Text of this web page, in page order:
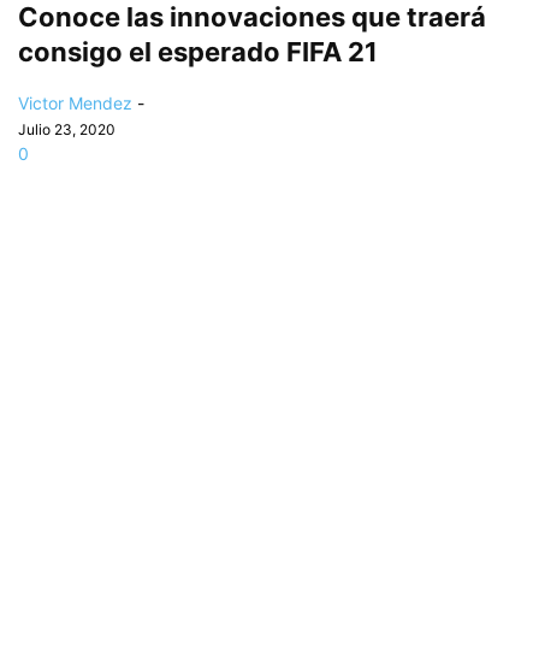
Conoce las innovaciones que traerá
consigo el esperado FIFA 21
Victor Mendez -
Julio 23, 2020
0